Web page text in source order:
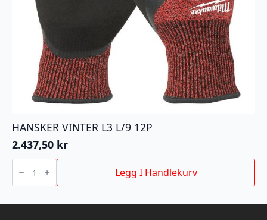
HANSKER VINTER L3 L/9 12P
2.437,50 kr
HANSKER
VINTER
L/9
antall
Legg I Handlekurv